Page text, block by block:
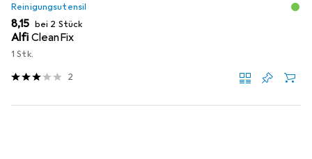
Reinigungsutensil
EUR
8,15 bei 2 Stück
Alfi CleanFix
1 Stk.
2